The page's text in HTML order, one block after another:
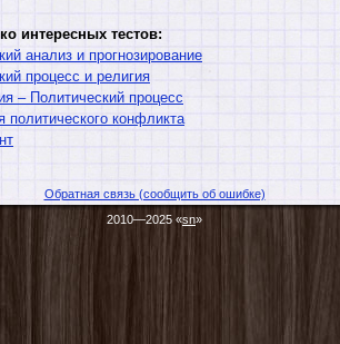
интересных тестов:
анализ и прогнозирование
процесс и религия
– Политический процесс
политического конфликта
Обратная связь (сообщить об ошибке)
2010—2025 «sn»